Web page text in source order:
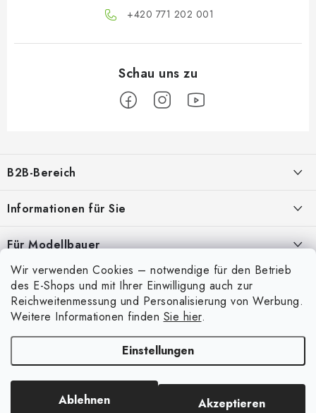
Wir verwenden Cookies – notwendige für den Betrieb
des E-Shops und mit Ihrer Einwilligung auch zur
Reichweitenmessung und Personalisierung von Werbung.
Weitere Informationen finden Sie hier.
Einstellungen
Ablehnen Akzeptieren
+420 771 202 001​
ß
z
e
i
l
B2B-Bereich
Geschäftspartner, die Bereitstellung geeigneter Dienstleistungen und
ANMELDUNG
Informationen für Sie
Über uns
Meine Bestellung
Kontakte
Versand und Bezahlung
Bedingungen und Konditionen
Datenschutzbestimmungen
Beschwerdeverfahren
Für Modellbauer
Modellfarben-Umrechner
Art Scale Modellbau-Glossar
Persönliche Abholung in Liberec
Facebook-Gruppe ASK Builders
Mein Konto
Anmelden
Registrierung
Bestellhistorie
. Alle Rechte vorbehalten.